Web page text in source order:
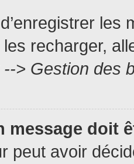
recharger,
> Gestion des
message doit
peut avoir